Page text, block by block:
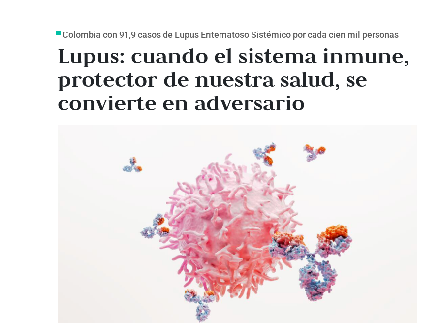
Colombia con 91,9 casos de Lupus Eritematoso Sistémico por cada cien mil personas
Lupus: cuando el sistema inmune,
protector de nuestra salud, se
convierte en adversario